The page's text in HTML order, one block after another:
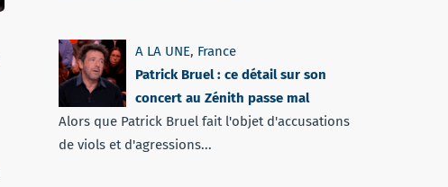
A LA UNE, France
Patrick Bruel : ce détail sur son
concert au Zénith passe mal
Alors que Patrick Bruel fait l'objet d'accusations
de viols et d'agressions...